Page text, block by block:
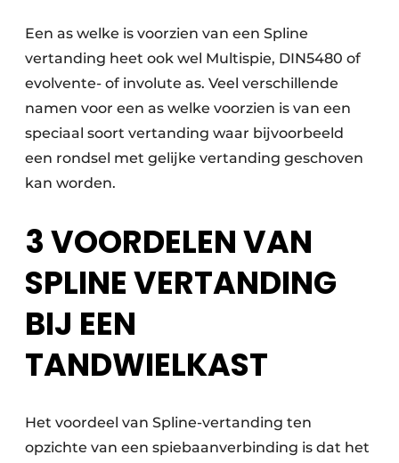
Een as welke is voorzien van een Spline
vertanding heet ook wel Multispie, DIN5480 of
evolvente- of involute as. Veel verschillende
namen voor een as welke voorzien is van een
speciaal soort vertanding waar bijvoorbeeld
een rondsel met gelijke vertanding geschoven
kan worden.
3 VOORDELEN VAN
SPLINE VERTANDING
BIJ EEN
TANDWIELKAST
Het voordeel van Spline-vertanding ten
opzichte van een spiebaanverbinding is dat het